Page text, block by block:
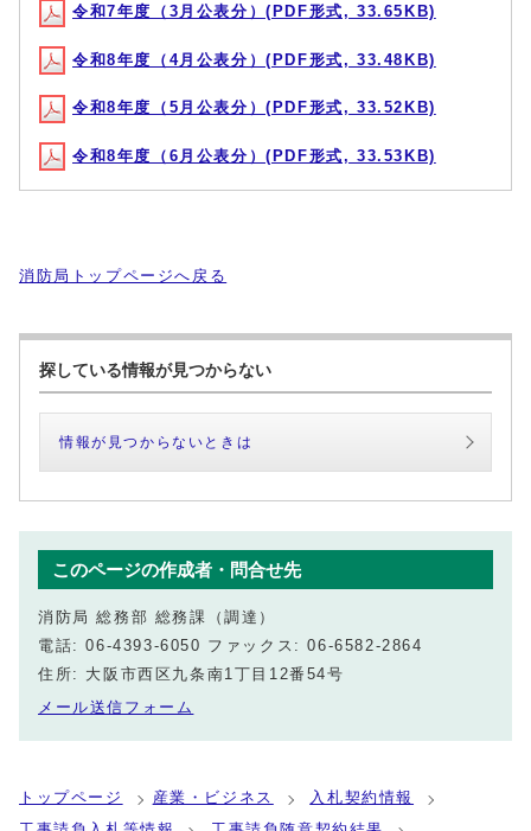
令和7年度（3月公表分）(PDF形式, 33.65KB)
令和8年度（4月公表分）(PDF形式, 33.48KB)
令和8年度（5月公表分）(PDF形式, 33.52KB)
令和8年度（6月公表分）(PDF形式, 33.53KB)
消防局トップページへ戻る
探している情報が見つからない
情報が見つからないときは
このページの作成者・問合せ先
消防局 総務部 総務課（調達）
電話: 06-4393-6050 ファックス: 06-6582-2864
住所: 大阪市西区九条南1丁目12番54号
メール送信フォーム
トップページ 産業・ビジネス
入札契約情報